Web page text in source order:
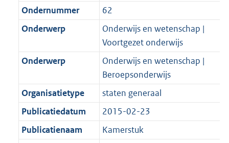
Ondernummer
62
Onderwerp
Onderwijs en wetenschap |
Voortgezet onderwijs
Onderwerp
Onderwijs en wetenschap |
Beroepsonderwijs
Organisatietype
staten generaal
Publicatiedatum
2015-02-23
Publicatienaam
Kamerstuk